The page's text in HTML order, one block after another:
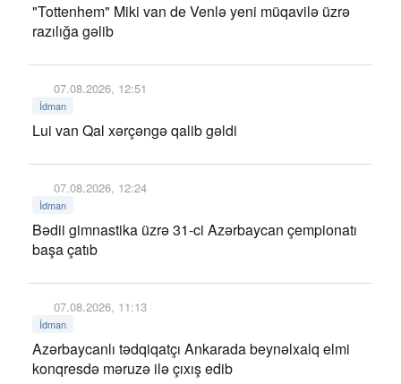
"Tottenhem" Miki van de Venlə yeni müqavilə üzrə
razılığa gəlib
07.08.2026, 12:51
İdman
Lui van Qal xərçəngə qalib gəldi
07.08.2026, 12:24
İdman
Bədii gimnastika üzrə 31-ci Azərbaycan çempionatı
başa çatıb
07.08.2026, 11:13
İdman
Azərbaycanlı tədqiqatçı Ankarada beynəlxalq elmi
konqresdə məruzə ilə çıxış edib